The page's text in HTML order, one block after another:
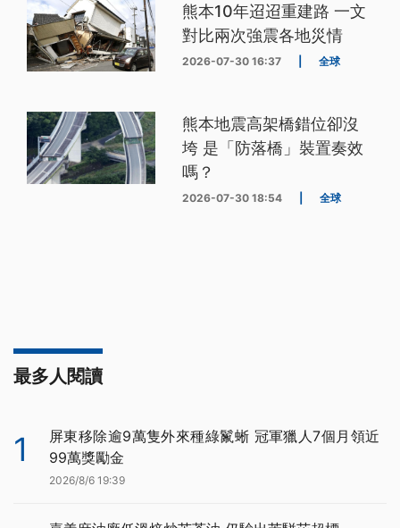
熊本10年迢迢重建路 一文
對比兩次強震各地災情
2026-07-30 16:37 全球
熊本地震高架橋錯位卻沒
垮 是「防落橋」裝置奏效
嗎？
2026-07-30 18:54 全球
最多人閱讀
1
屏東移除逾9萬隻外來種綠鬣蜥 冠軍獵人7個月領近
99萬獎勵金
2026/8/6 19:39